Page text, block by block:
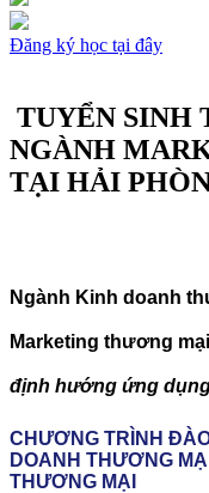
Đăng ký học tại đây
TUYỂN SINH
NGÀNH
TẠI HẢI
Ngành Kinh doanh
Marketing thương
định hướng ứng
CHƯƠNG TRÌNH
DOANH THƯƠNG
THƯƠNG MẠI